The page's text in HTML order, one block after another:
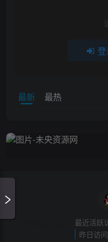
最新 最热
最近活跃
昨日访